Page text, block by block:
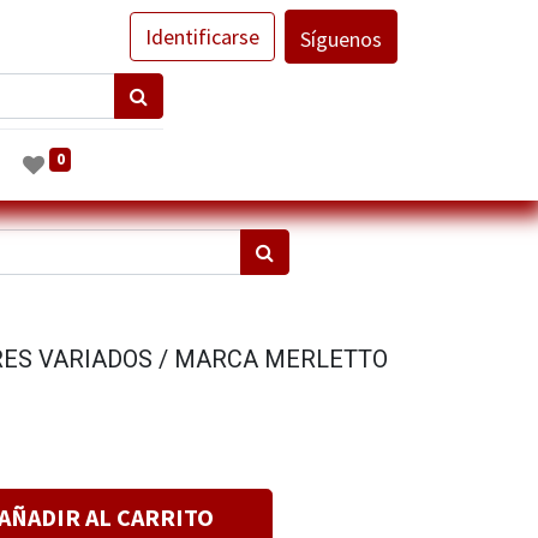
Identificarse Síguenos
0
VARIADOS / MARCA MERLETTO
AL CARRITO